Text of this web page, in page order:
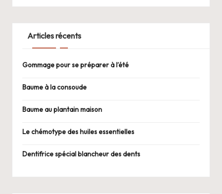
Articles récents
Gommage pour se préparer à l’été
Baume à la consoude
Baume au plantain maison
Le chémotype des huiles essentielles
Dentifrice spécial blancheur des dents